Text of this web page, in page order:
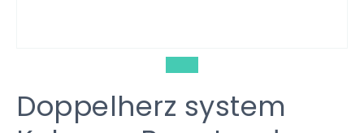
Doppelherz system